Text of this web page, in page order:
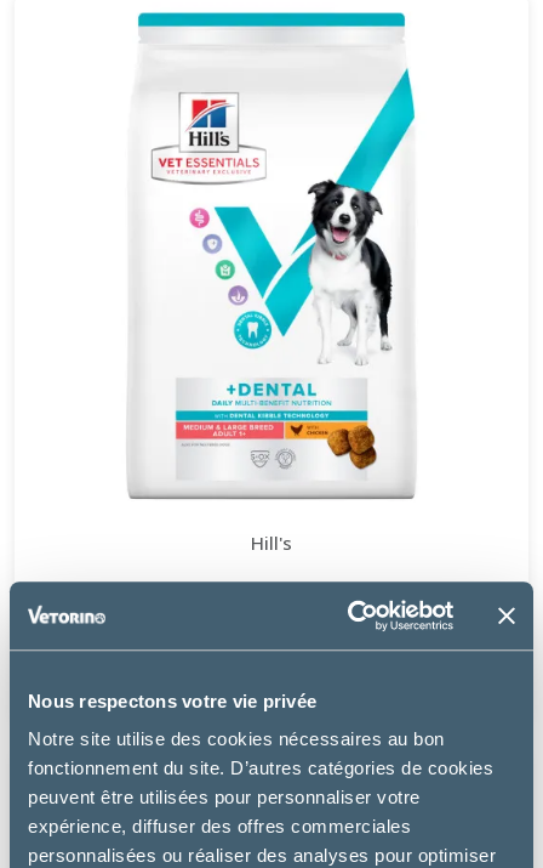
Nous respectons votre vie privée
Notre site utilise des cookies nécessaires au bon
fonctionnement du site. D’autres catégories de cookies
peuvent être utilisées pour personnaliser votre
expérience, diffuser des offres commerciales
personnalisées ou réaliser des analyses pour optimiser
Hill's
CHIEN MULTI-BENEFIT + DENTAL ADULT MEDIUM &
24.49€